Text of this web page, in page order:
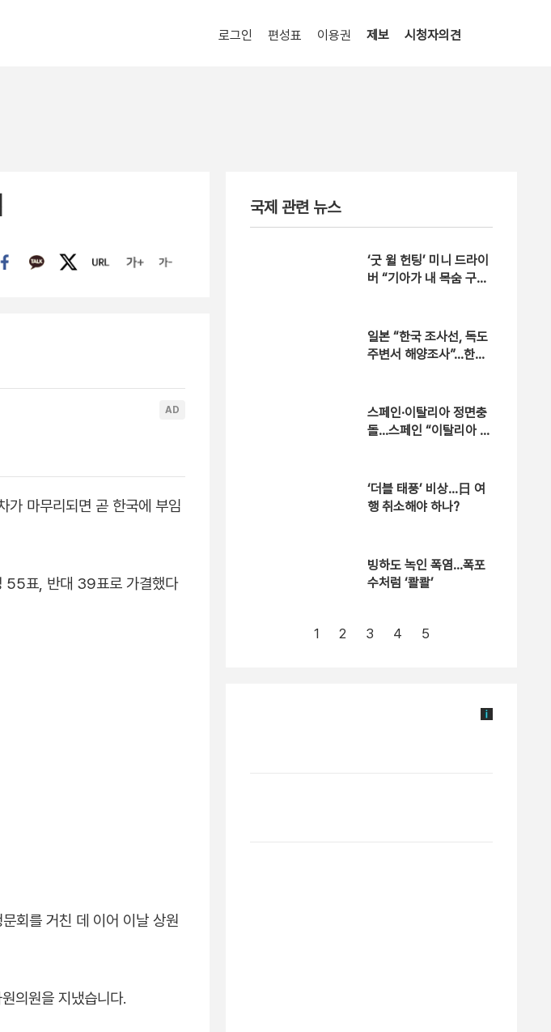
로그인 편성표 이용권 제보 시청자의견
가 마무리되면 곧 한국에 부임
55표, 반대 39표로 가결했다
회를 거친 데 이어 이날 상원
의원을 지냈습니다.
국제 관련 뉴스
‘굿 윌 헌팅’ 미니 드라이
버 “기아가 내 목숨 구했
일본 “한국 조사선, 독도
주변서 해양조사”…한국
스페인·이탈리아 정면충
돌…스페인 “이탈리아 여
‘더블 태풍’ 비상…日 여
행 취소해야 하나?
빙하도 녹인 폭염…폭포
수처럼 ‘콸콸’
1 2 3 4 5